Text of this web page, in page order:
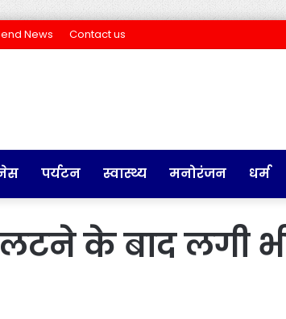
News Contact us
पर्यटन स्वास्थ्य मनोरंजन धर्म
के बाद